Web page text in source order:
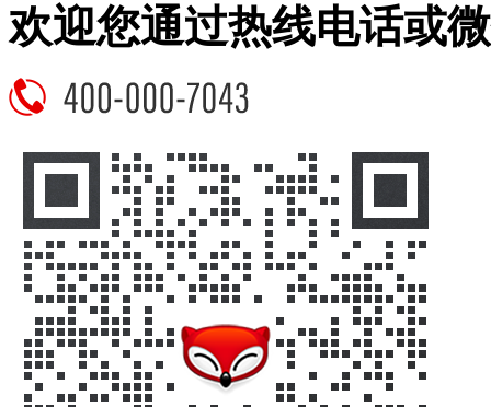
欢迎您通过热线电话或